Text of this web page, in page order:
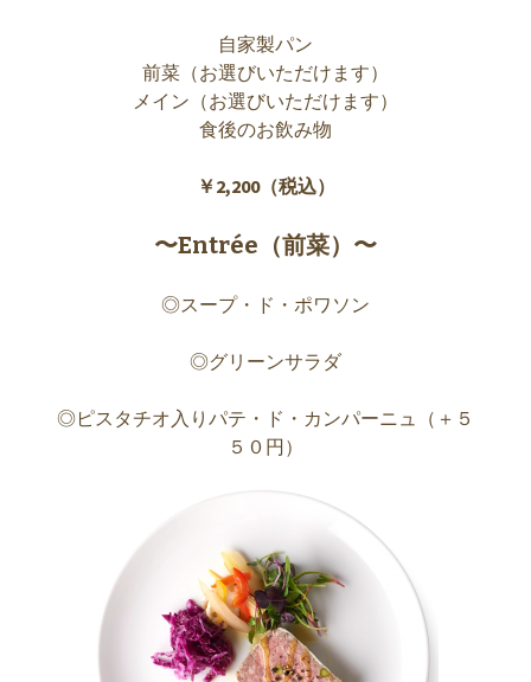
自家製パン
前菜（お選びいただけます）
メイン（お選びいただけます）
食後のお飲み物
￥2,200（税込）
〜Entrée（前菜）〜
◎スープ・ド・ポワソン
◎グリーンサラダ
◎ピスタチオ入りパテ・ド・カンパーニュ（＋５
５０円）